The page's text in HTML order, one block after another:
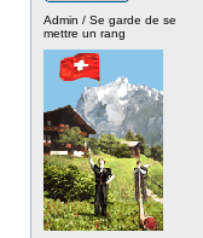
Admin / Se garde de se
mettre un rang